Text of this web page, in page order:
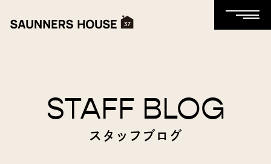
STAFF BLOG
スタッフブログ